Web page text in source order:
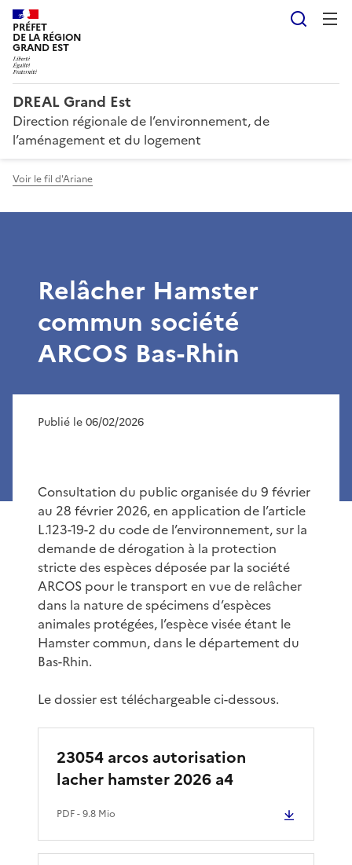
PRÉFET
DE LA RÉGION
GRAND EST
DREAL Grand Est
Direction régionale de l’environnement, de
l’aménagement et du logement
Voir le fil d'Ariane
Relâcher Hamster
commun société
ARCOS Bas-Rhin
Publié le 06/02/2026
Consultation du public organisée du 9 février
au 28 février 2026, en application de l’article
L.123-19-2 du code de l’environnement, sur la
demande de dérogation à la protection
stricte des espèces déposée par la société
ARCOS pour le transport en vue de relâcher
dans la nature de spécimens d’espèces
animales protégées, l’espèce visée étant le
Hamster commun, dans le département du
Bas-Rhin.
Le dossier est téléchargeable ci-dessous.
23054 arcos autorisation
lacher hamster 2026 a4
PDF- 9.8 Mio